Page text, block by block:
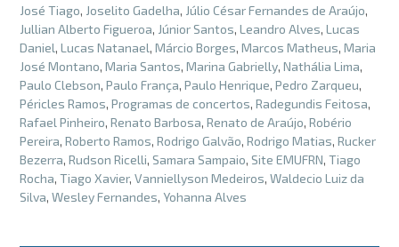
José Tiago, Joselito Gadelha, Júlio César Fernandes de Araújo,
Jullian Alberto Figueroa, Júnior Santos, Leandro Alves, Lucas
Daniel, Lucas Natanael, Márcio Borges, Marcos Matheus, Maria
José Montano, Maria Santos, Marina Gabrielly, Nathália Lima,
Paulo Clebson, Paulo França, Paulo Henrique, Pedro Zarqueu,
Péricles Ramos, Programas de concertos, Radegundis Feitosa,
Rafael Pinheiro, Renato Barbosa, Renato de Araújo, Robério
Pereira, Roberto Ramos, Rodrigo Galvão, Rodrigo Matias, Rucker
Bezerra, Rudson Ricelli, Samara Sampaio, Site EMUFRN, Tiago
Rocha, Tiago Xavier, Vanniellyson Medeiros, Waldecio Luiz da
Silva, Wesley Fernandes, Yohanna Alves